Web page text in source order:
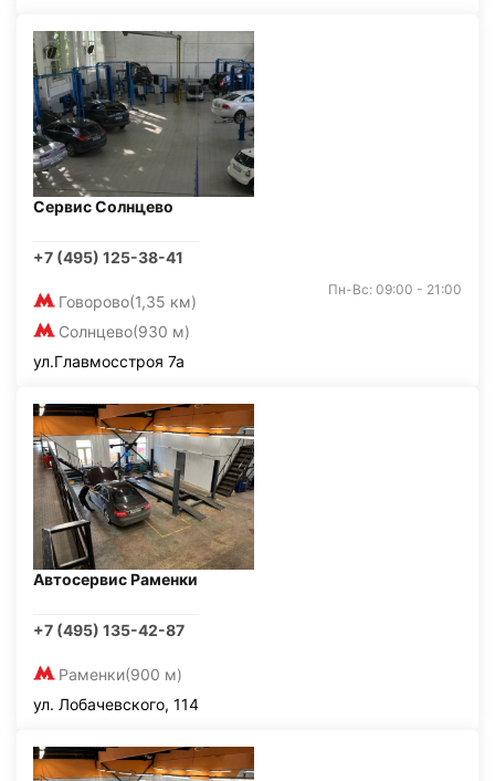
Сервис Солнцево
+7 (495) 125-38-41
Говорово(1,35 км)
Солнцево(930 м)
Пн-Вс: 09:00 - 21:00
ул.Главмосстроя 7а
Автосервис Раменки
+7 (495) 135-42-87
Раменки(900 м)
ул. Лобачевского, 114